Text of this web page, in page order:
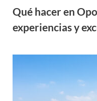
Qué hacer en
experiencias y